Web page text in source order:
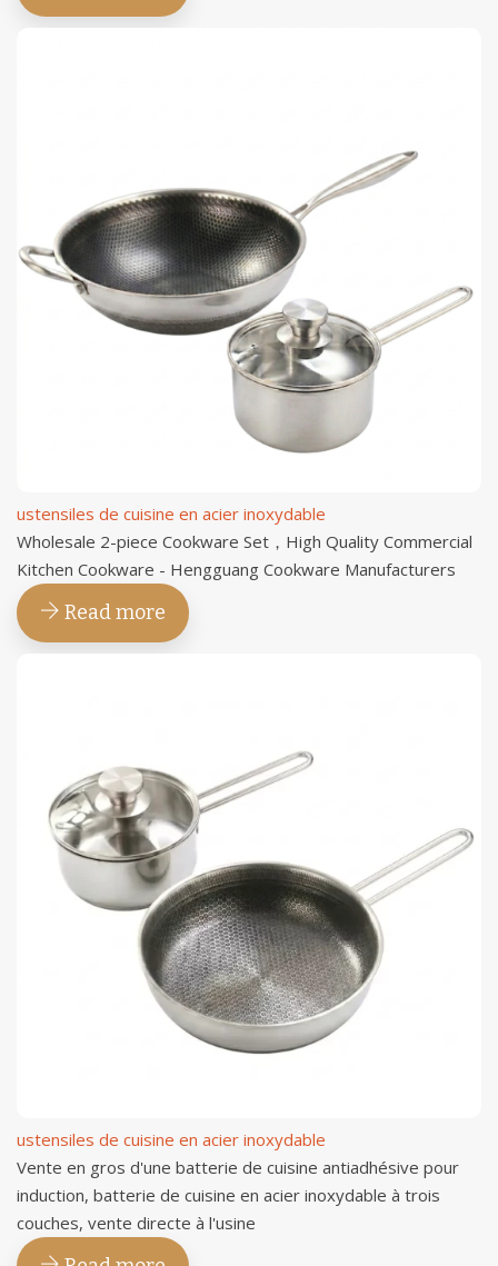
ustensiles de cuisine en acier inoxydable
Wholesale 2-piece Cookware Set，High Quality Commercial
Kitchen Cookware - Hengguang Cookware Manufacturers
Read more
ustensiles de cuisine en acier inoxydable
Vente en gros d'une batterie de cuisine antiadhésive pour
induction, batterie de cuisine en acier inoxydable à trois
couches, vente directe à l'usine